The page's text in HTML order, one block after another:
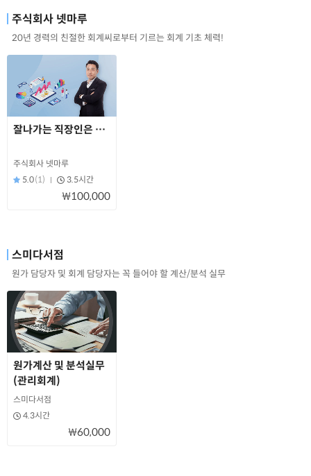
주식회사 넷마루
20년 경력의 친절한 회계씨로부터 기르는 회계 기초 체력!
잘나가는 직장인은 회계한다! HOW TO 회계
주식회사 넷마루
5.0(1) 3.5시간
₩100,000
스미다서점
원가 담당자 및 회계 담당자는 꼭 들어야 할 계산/분석 실무
원가계산 및 분석실무
(관리회계)
스미다서점
4.3시간
₩60,000